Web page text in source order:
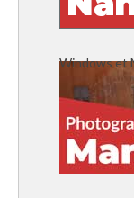
Windows et